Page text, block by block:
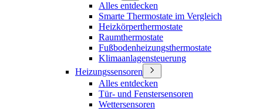
Alles entdecken
Smarte Thermostate im Vergleich
Heizkörperthermostate
Raumthermostate
Fußbodenheizungsthermostate
Klimaanlagensteuerung
Heizungssensoren
Alles entdecken
Tür- und Fenstersensoren
Wettersensoren